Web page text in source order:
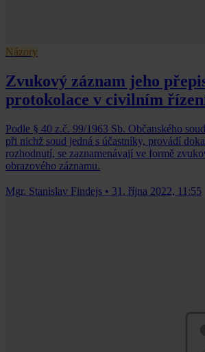
Názory
Zvukový záznam jeho
protokolace v civilním
Podle § 40 z.č. 99/1963 Sb. Občanského
při nichž soud jedná s účastníky, provádí
rozhodnutí, se zaznamenávají ve formě
obrazového záznamu.
Mgr. Stanislav Findejs • 31. října 2022, 11:55